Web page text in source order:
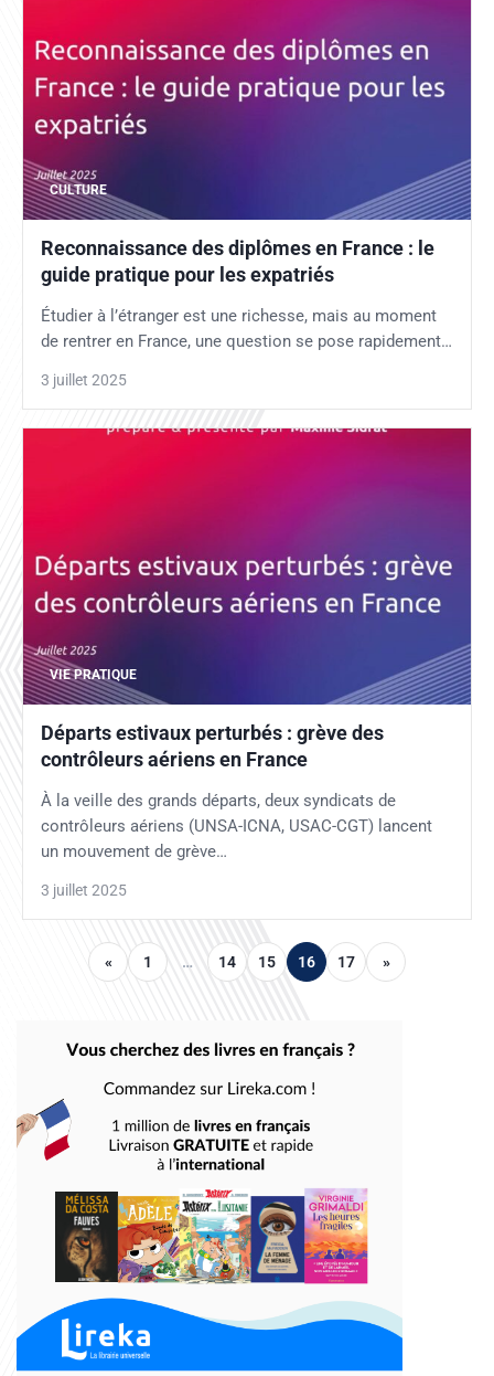
CULTURE
Reconnaissance des diplômes en France : le
guide pratique pour les expatriés
Étudier à l’étranger est une richesse, mais au moment
de rentrer en France, une question se pose rapidement…
3 juillet 2025
VIE PRATIQUE
Départs estivaux perturbés : grève des
contrôleurs aériens en France
À la veille des grands départs, deux syndicats de
contrôleurs aériens (UNSA-ICNA, USAC-CGT) lancent
un mouvement de grève…
3 juillet 2025
« 1 … 14 15 16 17 »